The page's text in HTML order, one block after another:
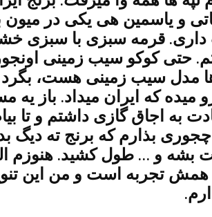
و یاسمین هی یکی در میون
داری. قرمه سبزی با سبزی
حتی کوکو سیب زمینی
ها مدل سیب زمینی هست، بگرد
که ایران میداد. باز یه
به اجاق گازی داشتم و تا
بذارم که برنج ته دیگ
بشه و … طول کشید. هنوزم
همش تجربه است و من این